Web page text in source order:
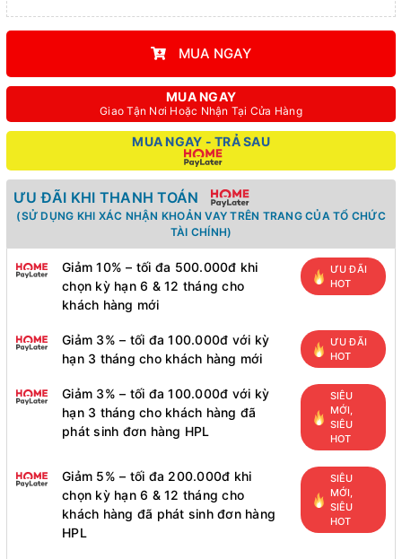
MUA NGAY
MUA NGAY
Giao Tận Nơi Hoặc Nhận Tại Cửa Hàng
MUA NGAY - TRẢ SAU
ƯU ĐÃI KHI THANH TOÁN
(SỬ DỤNG KHI XÁC NHẬN KHOẢN VAY TRÊN TRANG CỦA TỔ CHỨC
TÀI CHÍNH)
Giảm 10% – tối đa 500.000đ khi
chọn kỳ hạn 6 & 12 tháng cho
khách hàng mới
ƯU ĐÃI
HOT
Giảm 3% – tối đa 100.000đ với kỳ
hạn 3 tháng cho khách hàng mới
ƯU ĐÃI
HOT
Giảm 3% – tối đa 100.000đ với kỳ
hạn 3 tháng cho khách hàng đã
phát sinh đơn hàng HPL
SIÊU
MỚI,
SIÊU
HOT
Giảm 5% – tối đa 200.000đ khi
chọn kỳ hạn 6 & 12 tháng cho
khách hàng đã phát sinh đơn hàng
HPL
SIÊU
MỚI,
SIÊU
HOT